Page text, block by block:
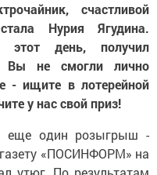
счастливой
Нурия Ягудина.
этот день, получил
Вы не смогли лично
- ищите в лотерейной
у нас свой приз!
еще один розыгрыш -
«ПОСИНФОРМ» на